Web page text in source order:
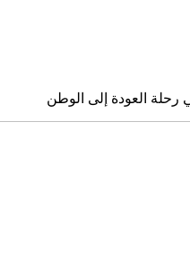
رحلة العودة إلى الوطن